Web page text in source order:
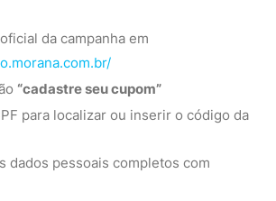
da campanha em
“cadastre seu cupom”
para localizar ou inserir o código da
dados pessoais completos com